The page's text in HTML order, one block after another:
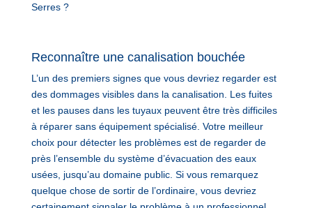
Serres ?
Reconnaître une canalisation bouchée
L’un des premiers signes que vous devriez regarder est
des dommages visibles dans la canalisation. Les fuites
et les pauses dans les tuyaux peuvent être très difficiles
à réparer sans équipement spécialisé. Votre meilleur
choix pour détecter les problèmes est de regarder de
près l’ensemble du système d’évacuation des eaux
usées, jusqu’au domaine public. Si vous remarquez
quelque chose de sortir de l’ordinaire, vous devriez